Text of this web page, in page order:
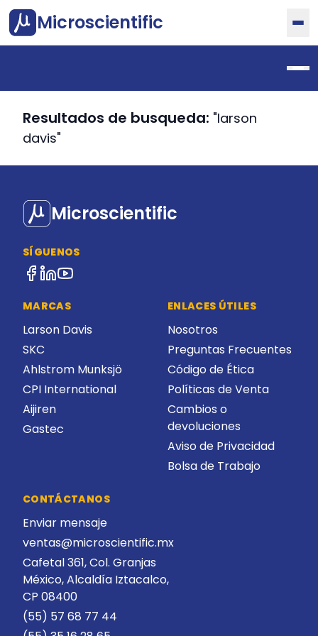
Microscientific
Resultados de busqueda: "larson
davis"
Microscientific
SÍGUENOS
MARCAS
Larson Davis
SKC
Ahlstrom Munksjö
CPI International
Aijiren
Gastec
ENLACES ÚTILES
Nosotros
Preguntas Frecuentes
Código de Ética
Políticas de Venta
Cambios o
devoluciones
Aviso de Privacidad
Bolsa de Trabajo
CONTÁCTANOS
Enviar mensaje
ventas@microscientific.mx
Cafetal 361, Col. Granjas
México, Alcaldía Iztacalco,
CP 08400
(55) 57 68 77 44